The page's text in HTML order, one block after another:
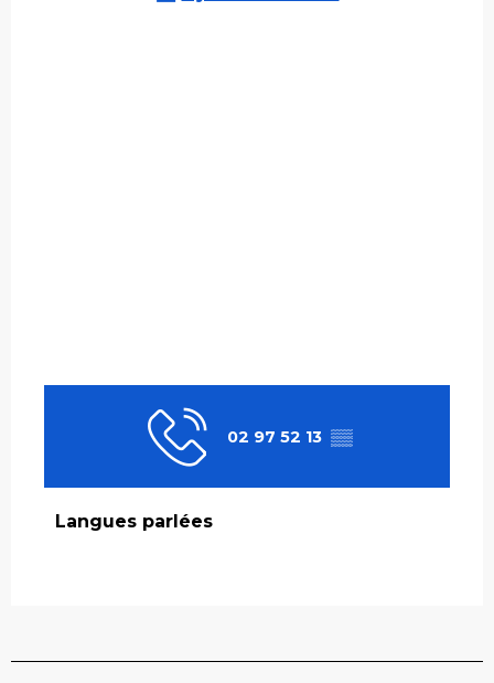
02 97 52 13 ▒▒
Langues parlées
Langues parlées